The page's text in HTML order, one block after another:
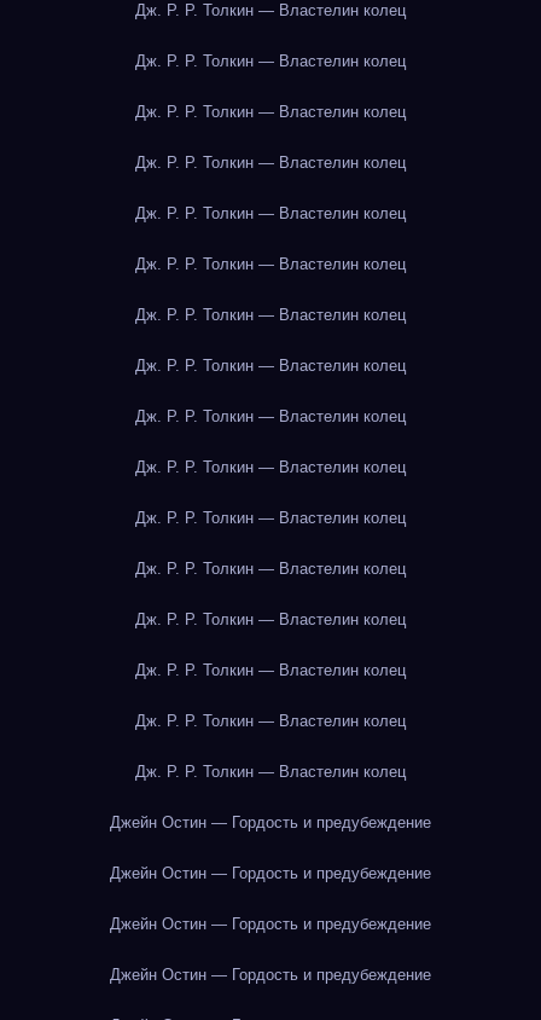
Дж. Р. Р. Толкин — Властелин колец
Дж. Р. Р. Толкин — Властелин колец
Дж. Р. Р. Толкин — Властелин колец
Дж. Р. Р. Толкин — Властелин колец
Дж. Р. Р. Толкин — Властелин колец
Дж. Р. Р. Толкин — Властелин колец
Дж. Р. Р. Толкин — Властелин колец
Дж. Р. Р. Толкин — Властелин колец
Дж. Р. Р. Толкин — Властелин колец
Дж. Р. Р. Толкин — Властелин колец
Дж. Р. Р. Толкин — Властелин колец
Дж. Р. Р. Толкин — Властелин колец
Дж. Р. Р. Толкин — Властелин колец
Дж. Р. Р. Толкин — Властелин колец
Дж. Р. Р. Толкин — Властелин колец
Дж. Р. Р. Толкин — Властелин колец
Джейн Остин — Гордость и предубеждение
Джейн Остин — Гордость и предубеждение
Джейн Остин — Гордость и предубеждение
Джейн Остин — Гордость и предубеждение